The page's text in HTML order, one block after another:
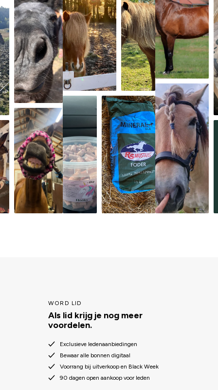
WORD LID
Als lid krijg je nog meer
voordelen.
Exclusieve ledenaanbiedingen
Bewaar alle bonnen digitaal
Voorrang bij uitverkoop en Black Week
90 dagen open aankoop voor leden